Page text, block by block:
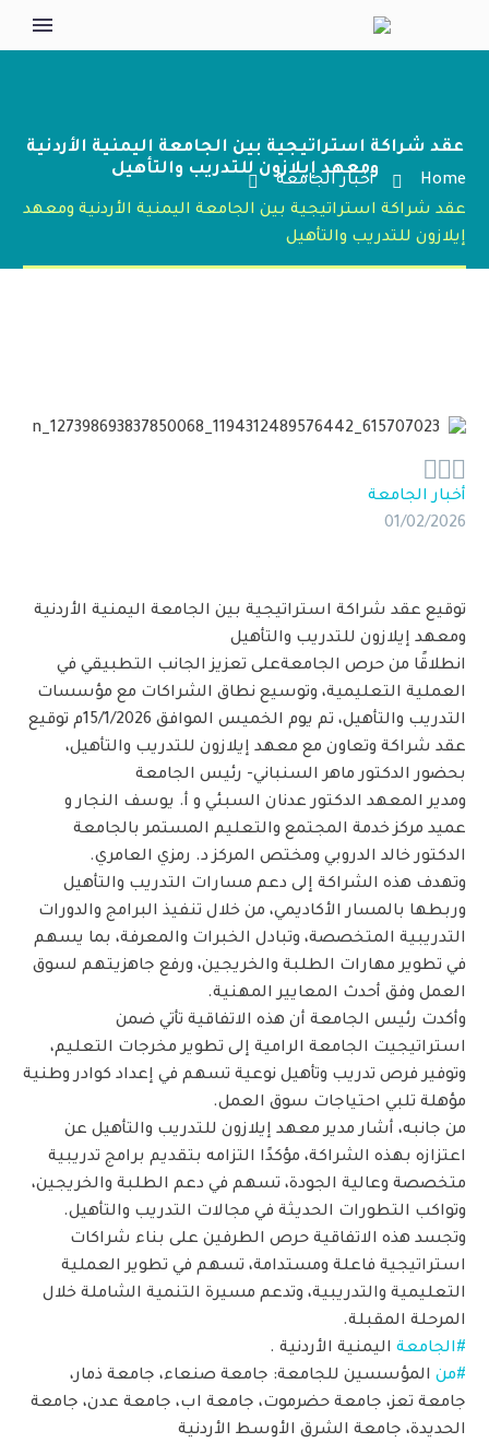
عقد شراكة استراتيجية بين الجامعة اليمنية الأردنية
ومعهد إيلازون للتدريب والتأهيل
Home
أخبار الجامعة
عقد شراكة استراتيجية بين الجامعة اليمنية الأردنية ومعهد
إيلازون للتدريب والتأهيل

أخبار الجامعة
01/02/2026
توقيع عقد شراكة استراتيجية بين الجامعة اليمنية الأردنية
ومعهد إيلازون للتدريب والتأهيل
انطلاقًا من حرص الجامعةعلى تعزيز الجانب التطبيقي في
العملية التعليمية، وتوسيع نطاق الشراكات مع مؤسسات
التدريب والتأهيل، تم يوم الخميس الموافق 15/1/2026م توقيع
عقد شراكة وتعاون مع معهد إيلازون للتدريب والتأهيل،
بحضور الدكتور ماهر السنباني- رئيس الجامعة
ومدير المعهد الدكتور عدنان السبئي و أ. يوسف النجار و
عميد مركز خدمة المجتمع والتعليم المستمر بالجامعة
الدكتور خالد الدروبي ومختص المركز د. رمزي العامري.
وتهدف هذه الشراكة إلى دعم مسارات التدريب والتأهيل
وربطها بالمسار الأكاديمي، من خلال تنفيذ البرامج والدورات
التدريبية المتخصصة، وتبادل الخبرات والمعرفة، بما يسهم
في تطوير مهارات الطلبة والخريجين، ورفع جاهزيتهم لسوق
العمل وفق أحدث المعايير المهنية.
وأكدت رئيس الجامعة أن هذه الاتفاقية تأتي ضمن
استراتيجيت الجامعة الرامية إلى تطوير مخرجات التعليم،
وتوفير فرص تدريب وتأهيل نوعية تسهم في إعداد كوادر وطنية
مؤهلة تلبي احتياجات سوق العمل.
من جانبه، أشار مدير معهد إيلازون للتدريب والتأهيل عن
اعتزازه بهذه الشراكة، مؤكدًا التزامه بتقديم برامج تدريبية
متخصصة وعالية الجودة، تسهم في دعم الطلبة والخريجين،
وتواكب التطورات الحديثة في مجالات التدريب والتأهيل.
وتجسد هذه الاتفاقية حرص الطرفين على بناء شراكات
استراتيجية فاعلة ومستدامة، تسهم في تطوير العملية
التعليمية والتدريبية، وتدعم مسيرة التنمية الشاملة خلال
المرحلة المقبلة.
#الجامعة اليمنية الأردنية .
#من المؤسسين للجامعة: جامعة صنعاء، جامعة ذمار،
جامعة تعز، جامعة حضرموت، جامعة اب، جامعة عدن، جامعة
الحديدة، جامعة الشرق الأوسط الأردنية